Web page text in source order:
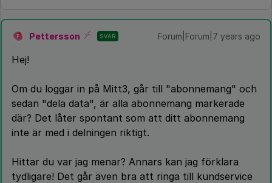
P Pettersson SVAR Forum|Forum|7 years ago
Hej!
Om du loggar in på Mitt3, går till "abonnemang" och
sedan "dela data", är alla abonnemang markerade
där? Det låter spontant som att ditt abonnemang
inte är med i delningen riktigt.
Hittar du var jag menar? Annars kan jag förklara
tydligare! Det går även bra att ringa till kundservice